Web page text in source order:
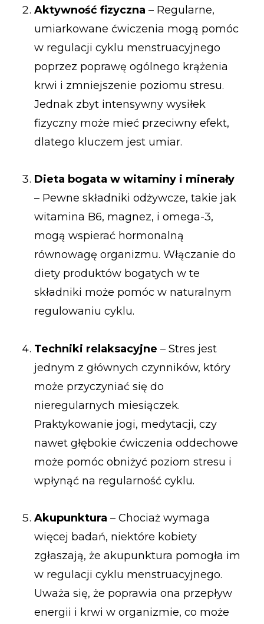
Aktywność fizyczna – Regularne,
umiarkowane ćwiczenia mogą pomóc
w regulacji cyklu menstruacyjnego
poprzez poprawę ogólnego krążenia
krwi i zmniejszenie poziomu stresu.
Jednak zbyt intensywny wysiłek
fizyczny może mieć przeciwny efekt,
dlatego kluczem jest umiar.
Dieta bogata w witaminy i minerały
– Pewne składniki odżywcze, takie jak
witamina B6, magnez, i omega-3,
mogą wspierać hormonalną
równowagę organizmu. Włączanie do
diety produktów bogatych w te
składniki może pomóc w naturalnym
regulowaniu cyklu.
Techniki relaksacyjne – Stres jest
jednym z głównych czynników, który
może przyczyniać się do
nieregularnych miesiączek.
Praktykowanie jogi, medytacji, czy
nawet głębokie ćwiczenia oddechowe
może pomóc obniżyć poziom stresu i
wpłynąć na regularność cyklu.
Akupunktura – Chociaż wymaga
więcej badań, niektóre kobiety
zgłaszają, że akupunktura pomogła im
w regulacji cyklu menstruacyjnego.
Uważa się, że poprawia ona przepływ
energii i krwi w organizmie, co może